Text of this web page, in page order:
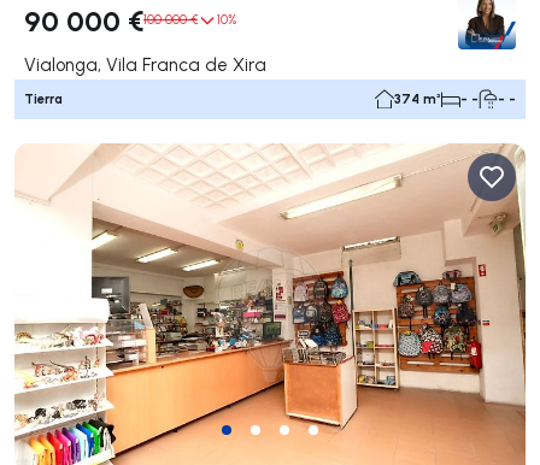
90 000 €100 000 € 10%
Vialonga, Vila Franca de Xira
Tierra 374 m² - - - -